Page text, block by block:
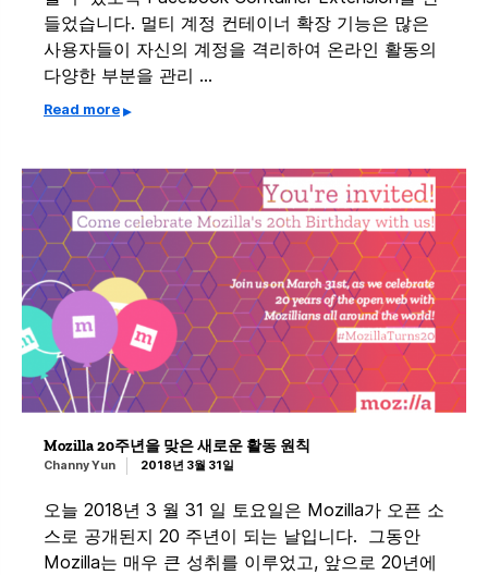
들었습니다. 멀티 계정 컨테이너 확장 기능은 많은
사용자들이 자신의 계정을 격리하여 온라인 활동의
다양한 부분을 관리 …
Read more
Mozilla 20주년을 맞은 새로운 활동 원칙
Channy Yun 2018년 3월 31일
오늘 2018년 3 월 31 일 토요일은 Mozilla가 오픈 소
스로 공개된지 20 주년이 되는 날입니다. 그동안
Mozilla는 매우 큰 성취를 이루었고, 앞으로 20년에